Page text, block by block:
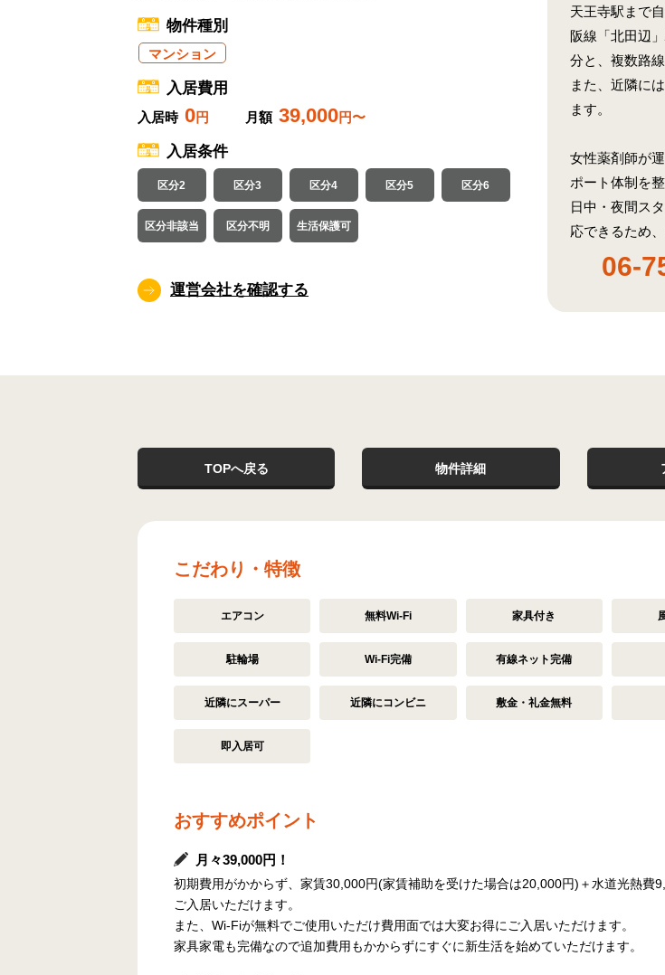
物件種別
マンション
入居費用
入居時 0円 月額 39,000円〜
入居条件
区分2 区分3 区分4 区分5 区分6
区分非該当 区分不明 生活保護可
運営会社を確認する
天王寺駅まで
阪線「北田辺
分と、複数路
また、近隣に
ます。
女性薬剤師が
ポート体制を
日中・夜間ス
応できるため
06-
TOPへ戻る 物件詳細
こだわり・特徴
エアコン 無料Wi-Fi 家具付き
駐輪場 Wi-Fi完備 有線ネット完備
近隣にスーパー 近隣にコンビニ 敷金・礼金無料
即入居可
おすすめポイント
月々39,000円！
初期費用がかからず、家賃30,000円(家賃補助を受けた場合は20,000円)＋水道光熱費
ご入居いただけます。
また、Wi-Fiが無料でご使用いただけ費用面では大変お得にご入居いただけます。
家具家電も完備なので追加費用もかからずにすぐに新生活を始めていただけます。